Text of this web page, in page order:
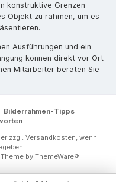
konstruktive Grenzen
Objekt zu rahmen, um es
Ausführungen und ein
können direkt vor Ort
Mitarbeiter beraten Sie
Bilderrahmen-Tipps
zzgl. Versandkosten, wenn
by ThemeWare®